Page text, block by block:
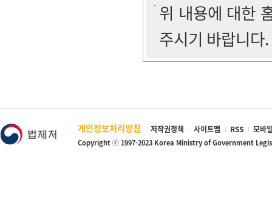
위 내용에 대한
주시기 바랍니다.
개인정보처리방침 저작권정책 사이트맵 RSS 모바
Copyright ⓒ 1997-2023 Korea Ministry of Government